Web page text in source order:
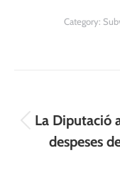
Category:
La Diputació
despeses